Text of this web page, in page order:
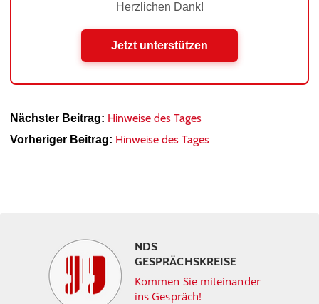
Herzlichen Dank!
Jetzt unterstützen
Nächster Beitrag: Hinweise des Tages
Vorheriger Beitrag: Hinweise des Tages
NDS
GESPRÄCHSKREISE
Kommen Sie miteinander
ins Gespräch!